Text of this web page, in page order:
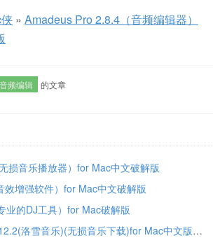
» Amadeus Pro 2.8.4（音频编辑器）
音频编辑 的文章
损音乐播放器）for Mac中文破解版
效增强软件）for Mac中文破解版
业的DJ工具）for Mac破解版
lx music desktop 1.12.2(洛雪音乐)(无损音乐下载)for Mac中文版